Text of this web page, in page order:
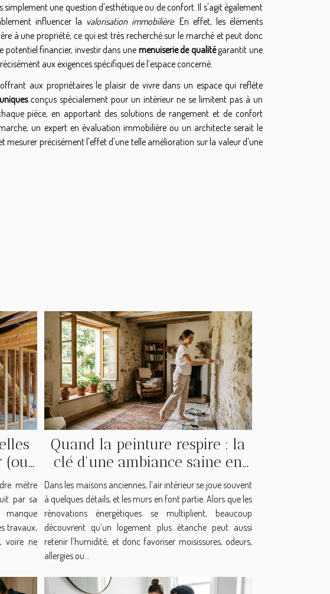
simplement une question d'esthétique ou de confort. Il s'agit également
influencer la valorisation immobilière. En effet, les éléments
à une propriété, ce qui est très recherché sur le marché et peut donc
potentiel financier, investir dans unemenuiserie de qualitégarantit une
aux exigences spécifiques de l’espace concerné.
aux propriétaires le plaisir de vivre dans un espace qui reflète
conçus spécialement pour un intérieur ne se limitent pas à un
pièce, en apportant des solutions de rangement et de confort
un expert en évaluation immobilière ou un architecte serait le
mesurer précisément l'effet d'une telle amélioration sur la valeur d'une
(ou
?mètre
par sa
travaux,
voire ne
Quand la peinture respire : la
clé d'une ambiance saine en
maison ancienne
Dans les maisons anciennes, l’air intérieur se joue souvent
à quelques détails, et les murs en font partie. Alors que les
rénovations énergétiques se multiplient, beaucoup
découvrent qu’un logement plus étanche peut aussi
retenir l’humidité, et donc favoriser moisissures, odeurs,
allergies ou...